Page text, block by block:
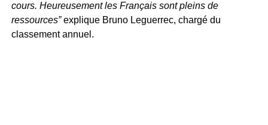
cours. Heureusement les Français sont pleins de
ressources”explique Bruno Leguerrec, chargé du
classement annuel.